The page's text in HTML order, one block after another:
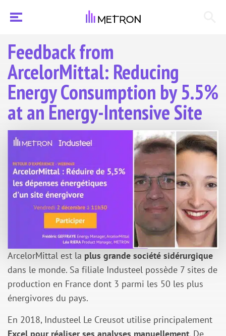
Feedback from
ArcelorMittal: Reducing
Energy Consumption by 5.5%
at an Energy-Intensive Site
ArcelorMittal est la plus grande société sidérurgique
dans le monde. Sa filiale Industeel possède 7 sites de
production en France dont 3 parmi les 50 les plus
énergivores du pays.
En 2018, Industeel Le Creusot utilise principalement